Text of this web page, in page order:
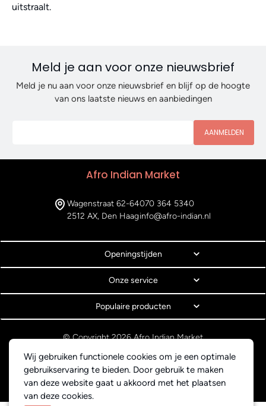
Wij gebruiken functionele cookies om je een optimale
gebruikservaring te bieden. Door gebruik te maken
van deze website gaat u akkoord met het plaatsen
van deze cookies.
uitstraalt.
Meld je aan voor onze nieuwsbrief
Meld je nu aan voor onze nieuwsbrief en blijf op de hoogte
van ons laatste nieuws en aanbiedingen
AANMELDEN
Afro Indian Market
Wagenstraat 62-64
2512 AX, Den Haag
070 364 5340
info@afro-indian.nl
Openingstijden
Onze service
Populaire producten
© Copyright 2026 Afro Indian Market
Privacyverklaring
Webdesign BEWISE Solutions